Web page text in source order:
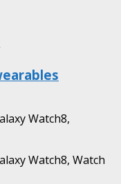
Watch8,
Watch8, Watch